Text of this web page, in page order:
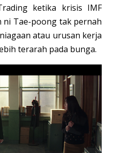
ketika krisis IMF
ni Tae-poong tak pernah
atau urusan kerja
terarah pada bunga.